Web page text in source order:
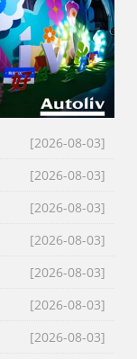
[2026-08-03]
[2026-08-03]
[2026-08-03]
[2026-08-03]
[2026-08-03]
[2026-08-03]
[2026-08-03]